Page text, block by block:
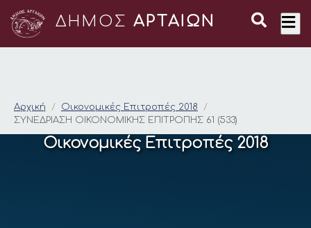
ΔΗΜΟΣ ΑΡΤΑΙΩΝ
ΣΥΝΕΔΡΙΑΣΗ
Αρχική
Οικονομικές Επιτροπές 2018
ΣΥΝΕΔΡΙΑΣΗ ΟΙΚΟΝΟΜΙΚΗΣ ΕΠΙΤΡΟΠΗΣ 61 (533)
Οικονομικές Επιτροπές 2018